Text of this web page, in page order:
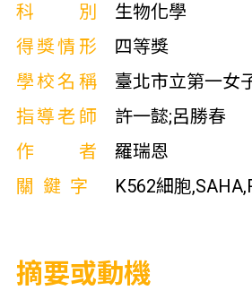
科別
生物化學
得獎情形
四等獎
學校名稱
臺北市立第一女
指導老師
許一懿;呂勝春
作者
羅瑞恩
關鍵字
K562細胞
摘要或動機